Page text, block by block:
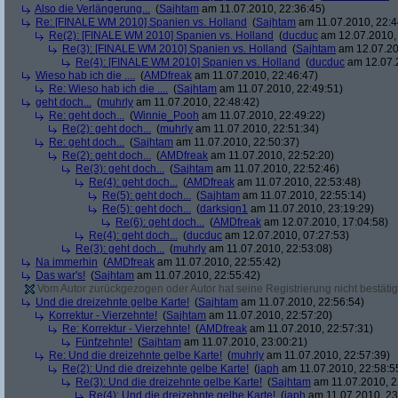
Also die Verlängerung... (Sajhtam am 11.07.2010, 22:36:45)
Re: [FINALE WM 2010] Spanien vs. Holland (Sajhtam am 11.07.2010,
Re(2): [FINALE WM 2010] Spanien vs. Holland (ducduc am
Re(3): [FINALE WM 2010] Spanien vs. Holland (Sajhtam am
Re(4): [FINALE WM 2010] Spanien vs. Holland (ducduc am
Wieso hab ich die .... (AMDfreak am 11.07.2010, 22:46:47)
Re: Wieso hab ich die .... (Sajhtam am 11.07.2010, 22:49:51)
geht doch... (muhrly am 11.07.2010, 22:48:42)
Re: geht doch... (Winnie_Pooh am 11.07.2010, 22:49:22)
Re(2): geht doch... (muhrly am 11.07.2010, 22:51:34)
Re: geht doch... (Sajhtam am 11.07.2010, 22:50:37)
Re(2): geht doch... (AMDfreak am 11.07.2010, 22:52:20)
Re(3): geht doch... (Sajhtam am 11.07.2010, 22:52:46)
Re(4): geht doch... (AMDfreak am 11.07.2010, 22:53:48)
Re(5): geht doch... (Sajhtam am 11.07.2010, 22:55:14)
Re(5): geht doch... (darksign1 am 11.07.2010, 23:19:29)
Re(6): geht doch... (AMDfreak am 12.07.2010, 17:04:58)
Re(4): geht doch... (ducduc am 12.07.2010, 07:27:53)
Re(3): geht doch... (muhrly am 11.07.2010, 22:53:08)
Na immerhin (AMDfreak am 11.07.2010, 22:55:42)
Das war's! (Sajhtam am 11.07.2010, 22:55:42)
Vom Autor zurückgezogen oder Autor hat seine Registrierung nicht
Und die dreizehnte gelbe Karte! (Sajhtam am 11.07.2010, 22:56:54)
Korrektur - Vierzehnte! (Sajhtam am 11.07.2010, 22:57:20)
Re: Korrektur - Vierzehnte! (AMDfreak am 11.07.2010, 22:57:31)
Fünfzehnte! (Sajhtam am 11.07.2010, 23:00:21)
Re: Und die dreizehnte gelbe Karte! (muhrly am 11.07.2010, 22:57:39)
Re(2): Und die dreizehnte gelbe Karte! (japh am 11.07.2010,
Re(3): Und die dreizehnte gelbe Karte! (Sajhtam am 11.07.2010,
Re(4): Und die dreizehnte gelbe Karte! (japh am 11.07.2010,